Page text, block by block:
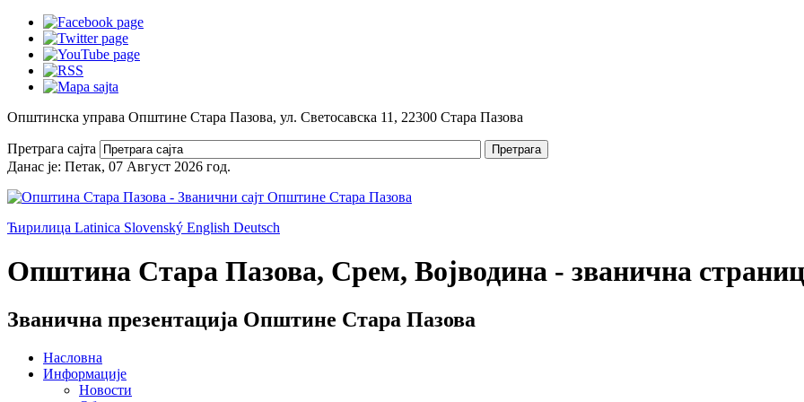
Општинска управа Општине Стара Пазова, ул. Светосавска 11, 22300 Стара Пазова
Претрага сајта Претрага
Данас је: Петак, 07 Август 2026 год.
Ћирилица Latinica Slovenský English Deutsch
Општина Стара Пазова, Срем, Војводина - званична
Званична презентација Општине Стара Пазова
Насловна
Информације
Новости